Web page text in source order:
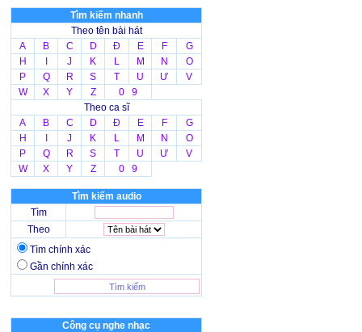
Tìm kiếm nhanh
Theo tên bài hát
A
B C D Đ E F
G
H
J K L M N
O
P
Q R S T U Ư
V
W
X Y Z
0 9
Theo ca sĩ
A
B C D Đ E F
G
H
J K L M N
O
P
Q R S T U Ư
V
W
X Y Z 0 9
Tìm kiếm audio
Tìm
Theo
Tìm chính xác
Gần chính xác
Công cụ nghe nhạc